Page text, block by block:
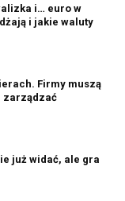
i… euro w
i jakie waluty
Firmy muszą
zarządzać
już widać, ale gra